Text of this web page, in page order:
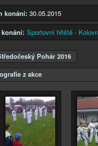
konání: 30.05.2015
Sportovní hřiště -
Pohár 2016
z akce